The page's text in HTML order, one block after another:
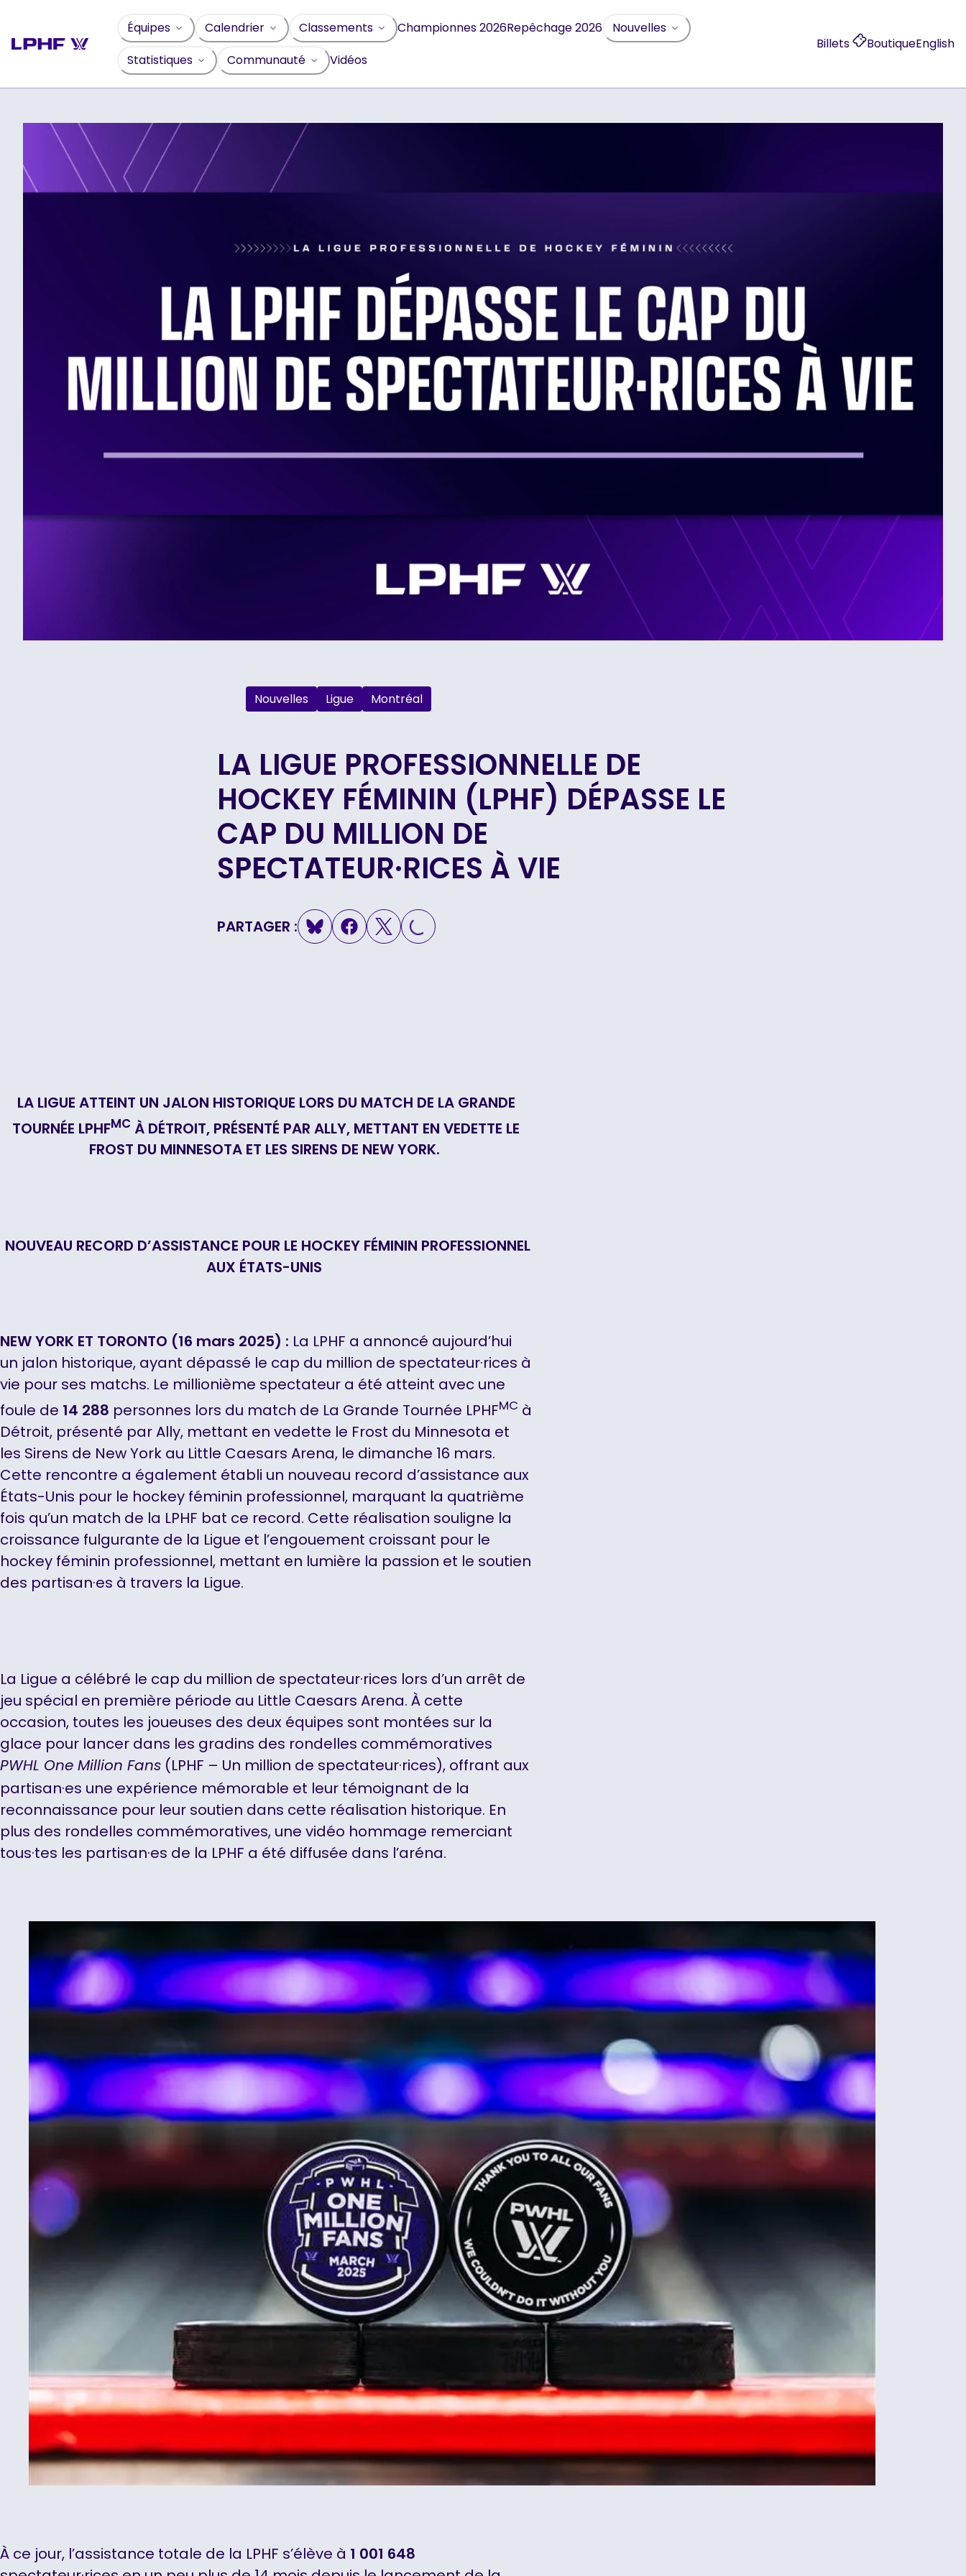
contenu
Équipes Calendrier Classements Championnes 2026Repêchage 2026
Nouvelles
Statistiques
Communauté Vidéos
Billets Boutique
, opens in a new
English
Nouvelles Ligue Montréal
LA LIGUE PROFESSIONNELLE DE
HOCKEY FÉMININ (LPHF) DÉPASSE LE
CAP DU MILLION DE
SPECTATEUR·RICES À VIE
PARTAGER : LOADING...
LA LIGUE ATTEINT UN JALON HISTORIQUE LORS DU MATCH DE LA GRANDE
TOURNÉE LPHFMC À DÉTROIT, PRÉSENTÉ PAR ALLY, METTANT EN VEDETTE LE
FROST DU MINNESOTA ET LES SIRENS DE NEW YORK.
NOUVEAU RECORD D’ASSISTANCE POUR LE HOCKEY FÉMININ PROFESSIONNEL
AUX ÉTATS-UNIS
NEW YORK ET TORONTO (16 mars 2025) : La LPHF a annoncé aujourd’hui
un jalon historique, ayant dépassé le cap du million de spectateur·rices à
vie pour ses matchs. Le millionième spectateur a été atteint avec une
foule de 14 288 personnes lors du match de La Grande Tournée LPHFMC à
Détroit, présenté par Ally, mettant en vedette le Frost du Minnesota et
les Sirens de New York au Little Caesars Arena, le dimanche 16 mars.
Cette rencontre a également établi un nouveau record d’assistance aux
États-Unis pour le hockey féminin professionnel, marquant la quatrième
fois qu’un match de la LPHF bat ce record. Cette réalisation souligne la
croissance fulgurante de la Ligue et l’engouement croissant pour le
hockey féminin professionnel, mettant en lumière la passion et le soutien
des partisan·es à travers la Ligue.
La Ligue a célébré le cap du million de spectateur·rices lors d’un arrêt de
jeu spécial en première période au Little Caesars Arena. À cette
occasion, toutes les joueuses des deux équipes sont montées sur la
glace pour lancer dans les gradins des rondelles commémoratives
PWHL One Million Fans (LPHF – Un million de spectateur·rices), offrant aux
partisan·es une expérience mémorable et leur témoignant de la
reconnaissance pour leur soutien dans cette réalisation historique. En
plus des rondelles commémoratives, une vidéo hommage remerciant
tous·tes les partisan·es de la LPHF a été diffusée dans l’aréna.
À ce jour, l’assistance totale de la LPHF s’élève à 1 001 648